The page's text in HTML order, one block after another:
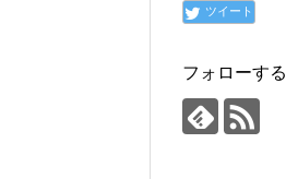
ツイート
フォローする